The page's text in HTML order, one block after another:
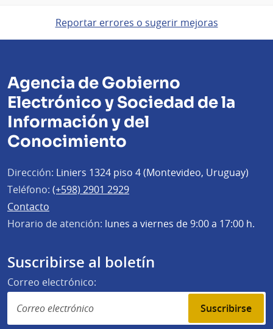
Reportar errores o sugerir mejoras
Agencia de Gobierno
Electrónico y Sociedad de la
Información y del
Conocimiento
Dirección: Liniers 1324 piso 4 (Montevideo, Uruguay)
Teléfono: (+598) 2901 2929
Contacto
Horario de atención: lunes a viernes de 9:00 a 17:00 h.
Suscribirse al boletín
Correo electrónico:
Suscribirse